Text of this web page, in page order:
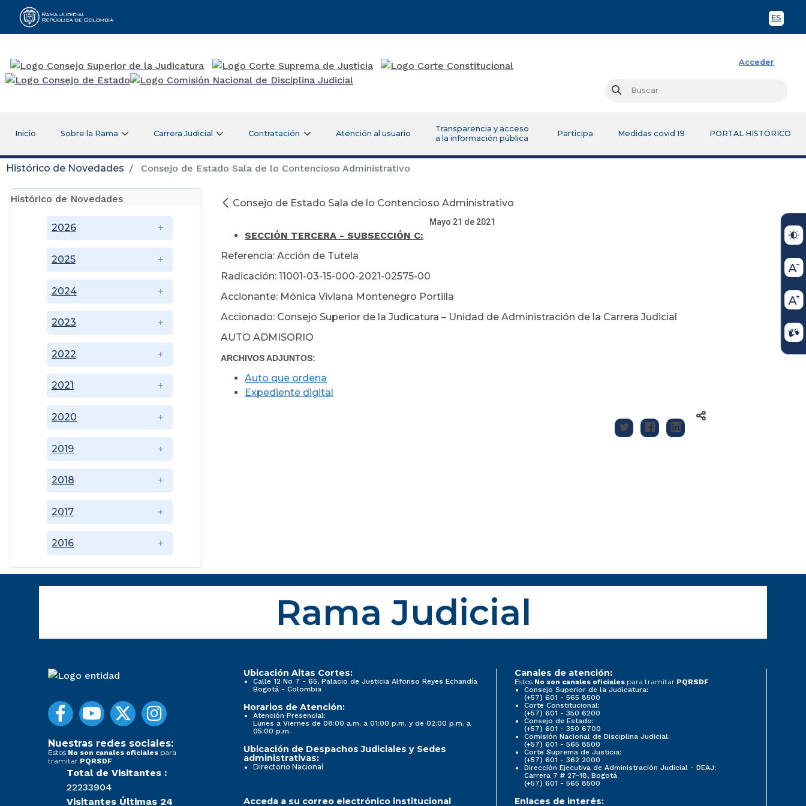
ES
Rama Judicial
Acceder
Buscar
Inicio Sobre la Rama Carrera Judicial Contratación Atención al usuario
Transparencia y acceso
a la información pública
Participa Medidas covid 19 PORTAL HISTÓRICO
Histórico de Novedades Consejo de Estado Sala de lo Contencioso Administrativo
Histórico de Novedades
2016
2017
2018
2019
2020
2021
2022
2023
2024
2025
2026
Consejo de Estado Sala de lo Contencioso Administrativo
Mayo 21 de 2021
SECCIÓN TERCERA - SUBSECCIÓN C:
Referencia: Acción de Tutela
Radicación: 11001-03-15-000-2021-02575-00
Accionante: Mónica Viviana Montenegro Portilla
Accionado: Consejo Superior de la Judicatura – Unidad de Administración de la Carrera Judicial
AUTO ADMISORIO
ARCHIVOS ADJUNTOS:
Auto que ordena
Expediente digital
Rama Judicial
Nuestras redes sociales:
Estos No son canales oficiales para
tramitar PQRSDF
Total de Visitantes :
22233904
Visitantes Últimas 24
Ubicación Altas Cortes:
Calle 12 No 7 - 65, Palacio de Justicia Alfonso Reyes Echandía
Bogotá - Colombia
Horarios de Atención:
Atención Presencial:
Lunes a Viernes de 08:00 a.m. a 01:00 p.m. y de 02:00 p.m. a
05:00 p.m.
Ubicación de Despachos Judiciales y Sedes
administrativas:
Directorio Nacional
Canales de atención:
Estos No son canales oficiales para tramitar PQRSDF
Consejo Superior de la Judicatura:
(+57) 601 - 565 8500
Corte Constitucional:
(+57) 601 - 350 6200
Consejo de Estado:
(+57) 601 - 350 6700
Comisión Nacional de Disciplina Judicial:
(+57) 601 - 565 8500
Corte Suprema de Justicia:
(+57) 601 - 362 2000
Dirección Ejecutiva de Administración Judicial - DEAJ:
Carrera 7 # 27-18, Bogotá
(+57) 601 - 565 8500
Acceda a su correo electrónico institucional Enlaces de interés: